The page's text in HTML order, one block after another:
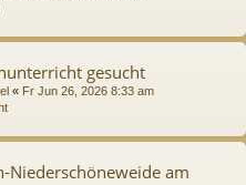
gesucht
« Fr Jun 26, 2026 8:33 am
Niederschöneweide am